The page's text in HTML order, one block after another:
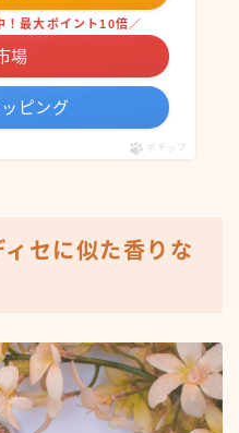
！最大ポイント10倍／
場
ピング
ポチップ
セに似た香りな